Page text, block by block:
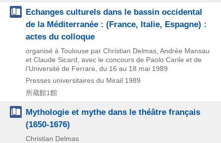
Echanges culturels dans le bassin occidental
de la Méditerranée : (France, Italie, Espagne) :
actes du colloque
organisé à Toulouse par Christian Delmas, Andrée Mansau
et Claude Sicard, avec le concours de Paolo Carile et de
l'Université de Ferrare, du 16 au 18 mai 1989
Presses universitaires du Mirail 1989
所蔵館1館
Mythologie et mythe dans le théâtre français
(1650-1676)
Christian Delmas